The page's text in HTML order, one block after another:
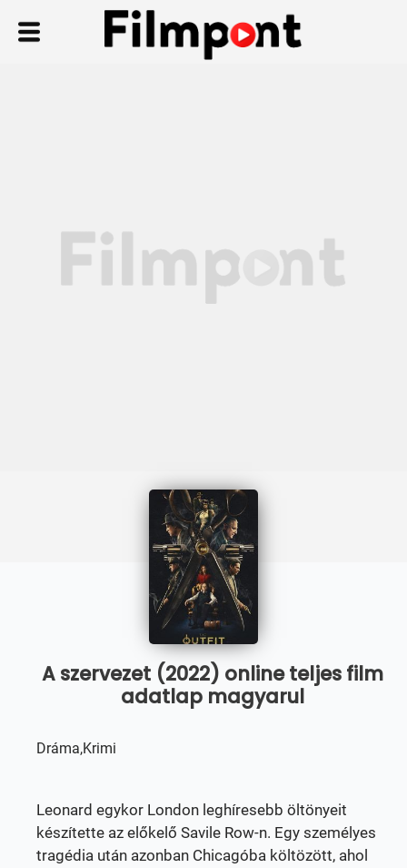
A szervezet (2022) online teljes film
adatlap magyarul
Dráma,Krimi
Leonard egykor London leghíresebb öltönyeit
készítette az előkelő Savile Row-n. Egy személyes
tragédia után azonban Chicagóba költözött, ahol